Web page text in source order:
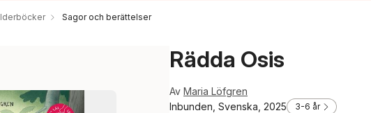
Sagor och berättelser
Rädda Osis
Av Maria Löfgren
Inbunden, Svenska, 2025
3-6 år